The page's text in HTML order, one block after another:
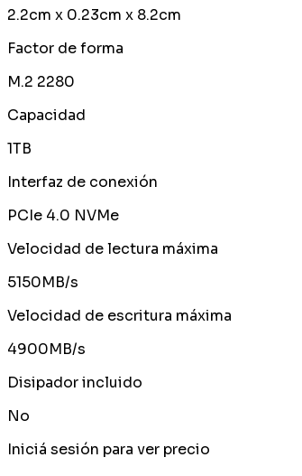
2.2cm x 0.23cm x 8.2cm
Factor de forma
M.2 2280
Capacidad
1TB
Interfaz de conexión
PCIe 4.0 NVMe
Velocidad de lectura máxima
5150MB/s
Velocidad de escritura máxima
4900MB/s
Disipador incluido
No
Iniciá sesión para ver precio